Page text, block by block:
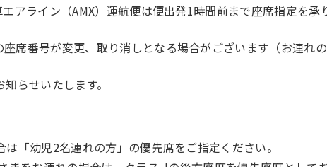
アライン（AMX）運航便は便出発1時間前まで座席指定を
席番号が変更、取り消しとなる場合がございます（お連れ
らせいたします。
「幼児2名連れの方」の優先席をご指定ください。